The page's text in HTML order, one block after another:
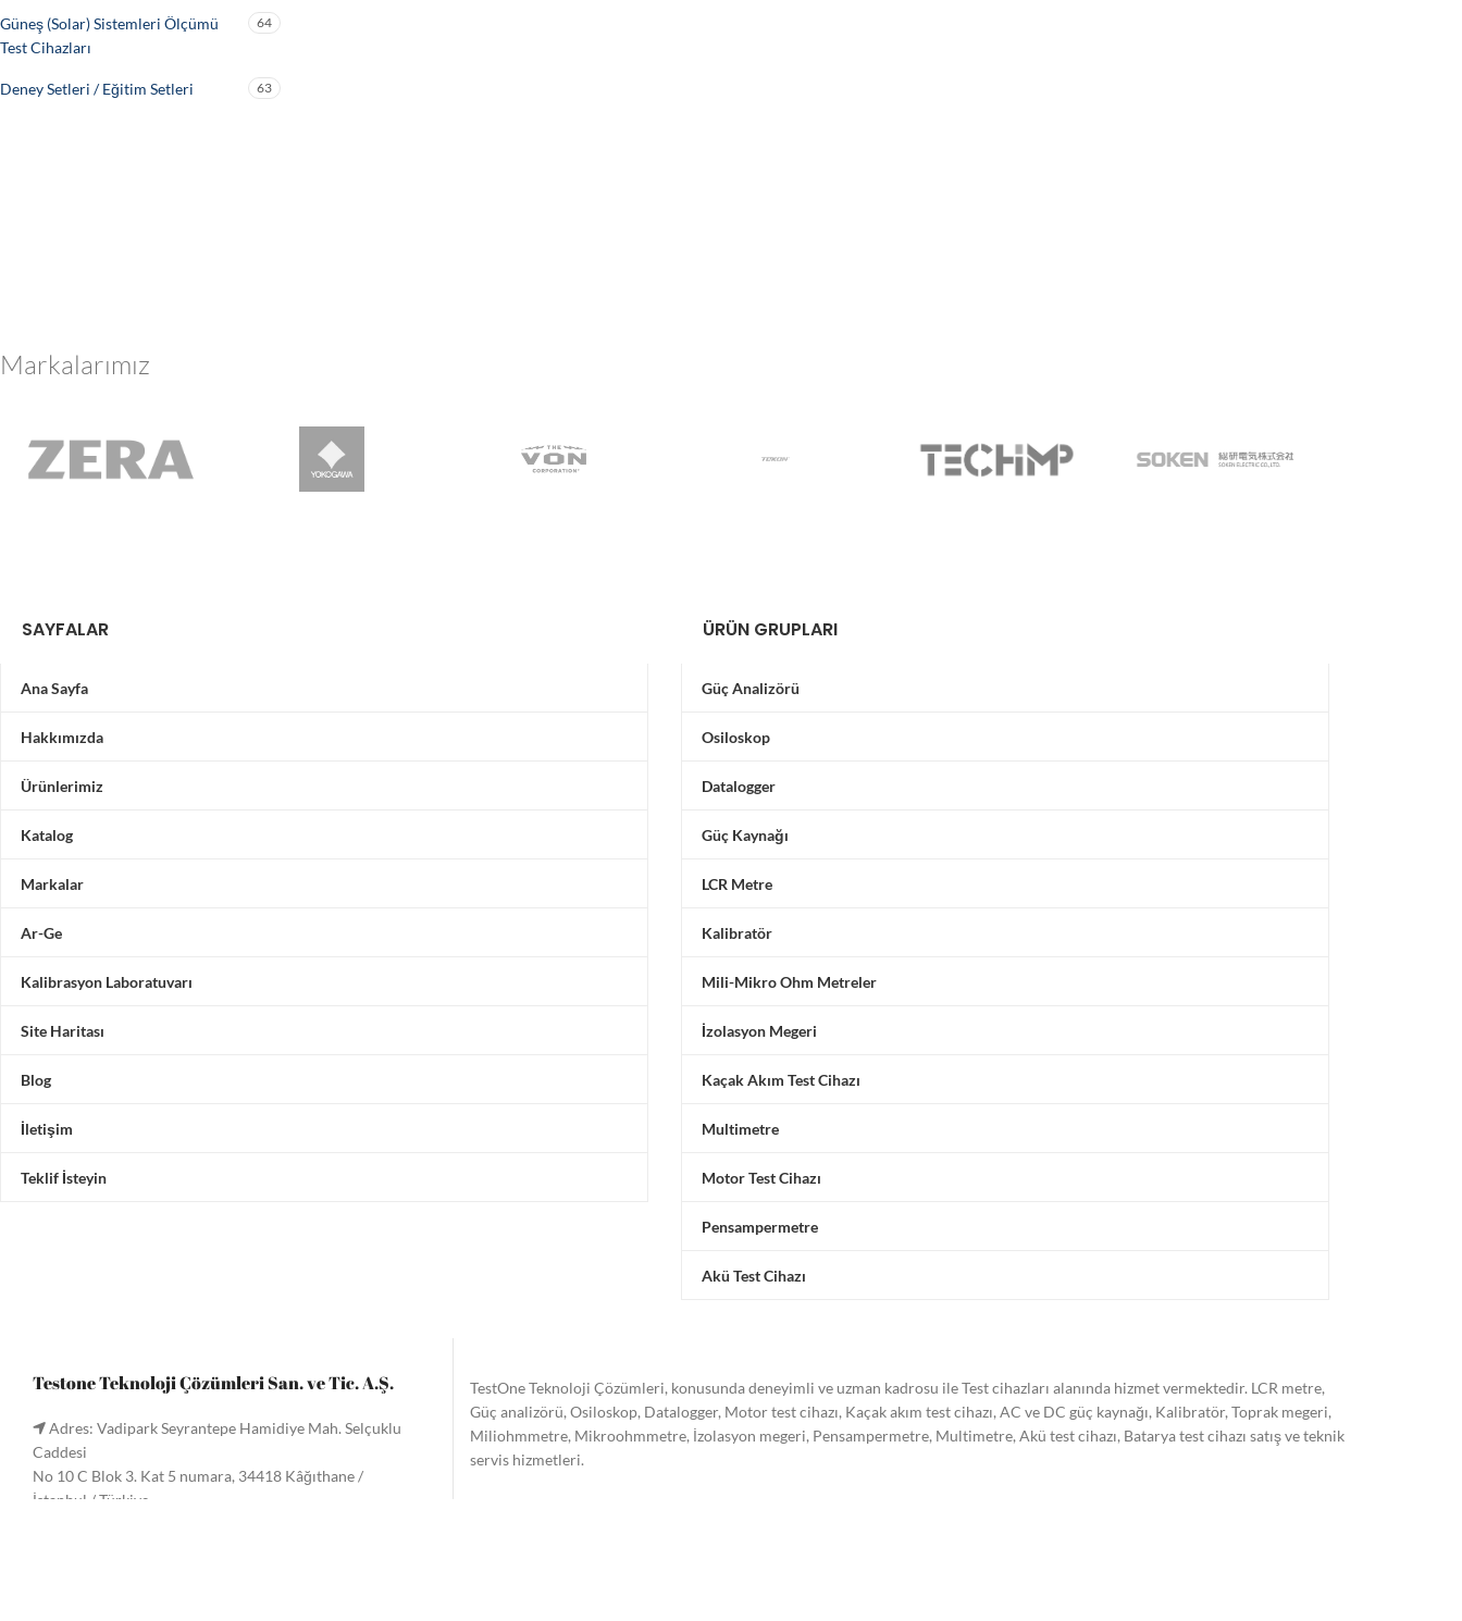
Güneş (Solar) Sistemleri Ölçümü
Test Cihazları
64
Deney Setleri / Eğitim Setleri 63
Markalarımız
SAYFALAR
Ana Sayfa
Hakkımızda
Ürünlerimiz
Katalog
Markalar
Ar-Ge
Kalibrasyon Laboratuvarı
Site Haritası
Blog
İletişim
Teklif İsteyin
ÜRÜN GRUPLARI
Güç Analizörü
Osiloskop
Datalogger
Güç Kaynağı
LCR Metre
Kalibratör
Mili-Mikro Ohm Metreler
İzolasyon Megeri
Kaçak Akım Test Cihazı
Multimetre
Motor Test Cihazı
Pensampermetre
Akü Test Cihazı
Testone Teknoloji Çözümleri San. ve Tic. A.Ş.
Adres: Vadipark Seyrantepe Hamidiye Mah. Selçuklu
Caddesi
No 10 C Blok 3. Kat 5 numara, 34418 Kâğıthane /
İstanbul / Türkiye
TestOne Teknoloji Çözümleri, konusunda deneyimli ve uzman kadrosu ile Test cihazları alanında hizmet vermektedir. LCR metre,
Güç analizörü, Osiloskop, Datalogger, Motor test cihazı, Kaçak akım test cihazı, AC ve DC güç kaynağı, Kalibratör, Toprak megeri,
Miliohmmetre, Mikroohmmetre, İzolasyon megeri, Pensampermetre, Multimetre, Akü test cihazı, Batarya test cihazı satış ve teknik
servis hizmetleri.